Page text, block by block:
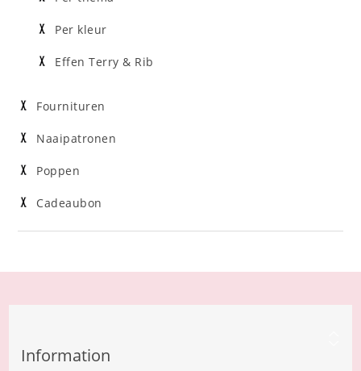
Per kleur
Effen Terry & Rib
Fournituren
Naaipatronen
Poppen
Cadeaubon
Information